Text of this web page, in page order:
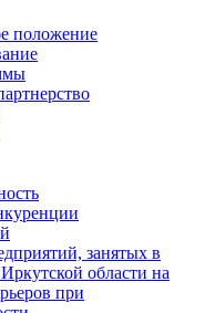
положение
занятых в
области на
при